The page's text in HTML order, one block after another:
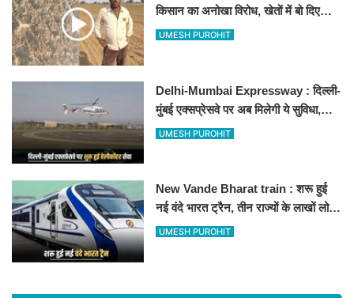
किसान का अनोखा विरोध, खेतों में बो दिए
500-500 रुपए के नोट, वीडियो वायरल
UMESH PUROHIT
Delhi-Mumbai Expressway : दिल्ली-
मुंबई एक्सप्रेसवे पर अब मिलेगी ये सुविधा,
हेलीकॉप्टर सर्विस से तुरंत घायल पहुंचेगा
UMESH PUROHIT
New Vande Bharat train : शरू हुई
नई वंदे भारत ट्रैन, तीन राज्यों के लाखों लोगों
का सफर होगा आसान, देखें पूरा रूटमैप
UMESH PUROHIT